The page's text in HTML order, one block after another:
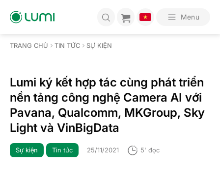
qua
Menu
TRANG CHỦ TIN TỨC SỰ KIỆN
Lumi ký kết hợp tác cùng phát triển
nền tảng công nghệ Camera AI với
Pavana, Qualcomm, MKGroup, Sky
Light và VinBigData
Sự kiện Tin tức 25/11/2021 5' đọc